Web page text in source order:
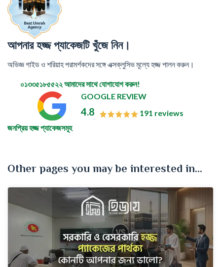
আপনার হজ্জ প্যাকেজটি খুঁজে নিন।
অভিজ্ঞ গাইড ও শরিয়াহ পরামর্শকদের সঙ্গে এক্সক্লুসিভ মূল্যে হজ্জ পালন করুন।
০১৩৩৫১৮৫৫২২ আমাদের সাথে যোগাযোগ করুন!
GOOGLE REVIEW
4.8
191 reviews
জনপ্রিয় হজ্জ প্যাকেজসমূহ
Other pages you may be interested in...